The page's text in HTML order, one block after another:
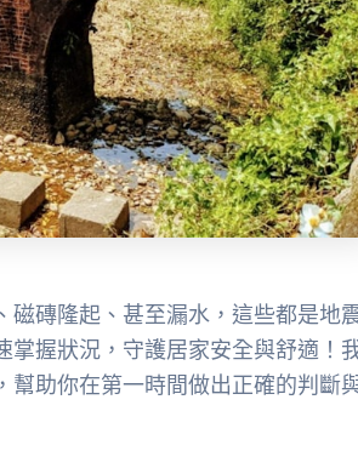
磚隆起、甚至漏水，這些都是地
掌握狀況，守護居家安全與舒適！
幫助你在第一時間做出正確的判斷